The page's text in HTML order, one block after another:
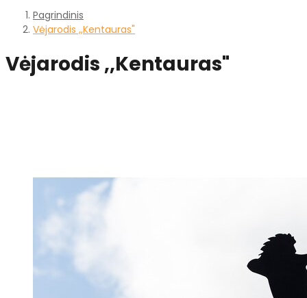
Pagrindinis
Vėjarodis ,,Kentauras"
Vėjarodis ,,Kentauras"